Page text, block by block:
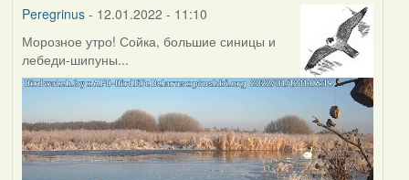
Peregrinus- 12.01.2022 - 11:10
Морозное утро! Сойка, большие синицы и
лебеди-шипуны...